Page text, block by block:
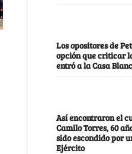
Los opositores de
opción que criticar
entró a la Casa
Así encontraron el
Camilo Torres, 60
sido escondido por
Ejército